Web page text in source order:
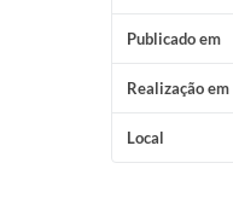
Publicado em
Realização em
Local